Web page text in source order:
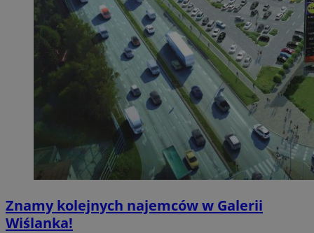
Znamy kolejnych najemców w Galerii
Wiślanka!